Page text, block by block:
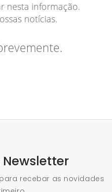
nesta informação.
notícias.
recebar as novidades